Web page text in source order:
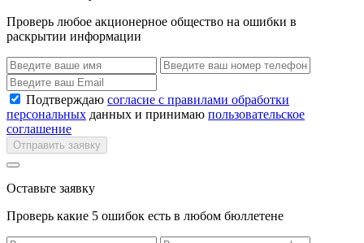
Проверь любое акционерное общество на ошибки в
раскрытии информации
Подтверждаю согласие с правилами обработки
персональных данных и принимаю пользовательское
соглашение
Отправить заявку
Оставьте заявку
Проверь какие 5 ошибок есть в любом бюллетене